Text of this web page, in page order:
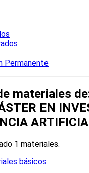
Permanente
materiales
EN
1 materiales.
básicos